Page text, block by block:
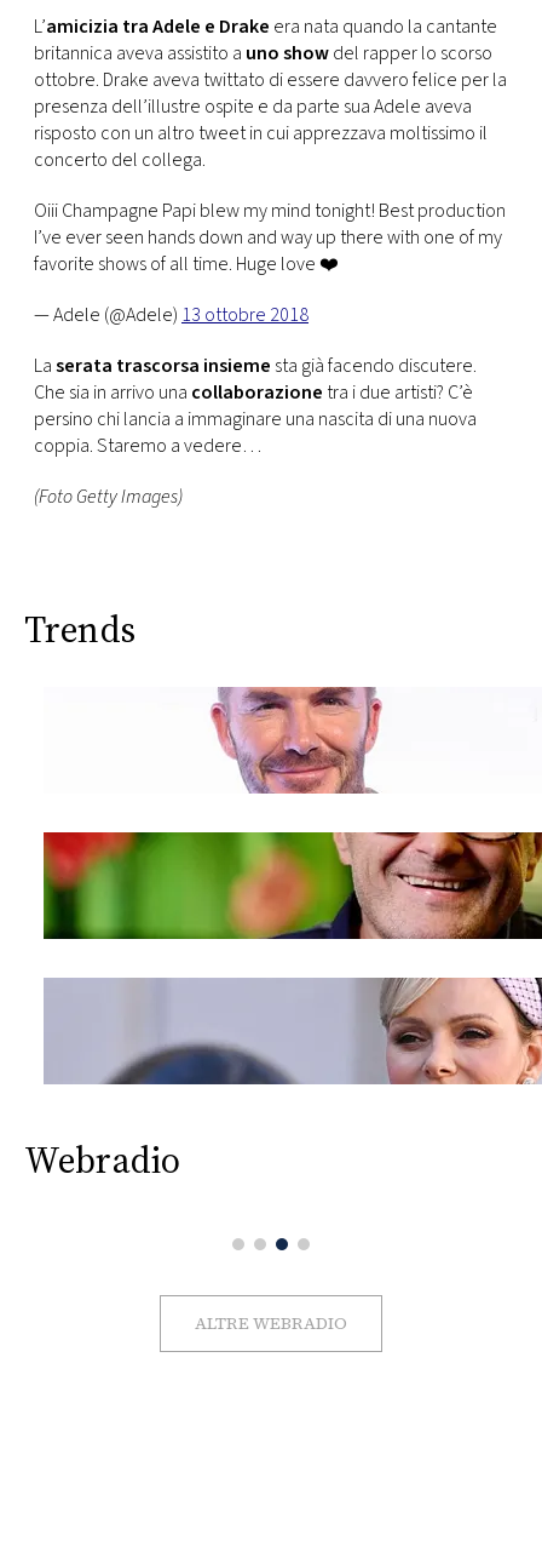
L’amicizia tra Adele e Drake era nata quando la cantante
britannica aveva assistito a uno showdel rapper lo scorso
ottobre. Drake aveva twittato di essere davvero felice per la
presenza dell’illustre ospite e da parte sua Adele aveva
risposto con un altro tweet in cui apprezzava moltissimo il
concerto del collega.
Oiii Champagne Papi blew my mind tonight! Best production
I’ve ever seen hands down and way up there with one of my
favorite shows of all time. Huge love ❤️
— Adele (@Adele) 13 ottobre 2018
Laserata trascorsa insieme sta già facendo discutere.
Che sia in arrivo una collaborazione tra i due artisti? C’è
persino chi lancia a immaginare una nascita di una nuova
coppia. Staremo a vedere…
(Foto Getty Images)
Trends
Webradio
ALTRE WEBRADIO